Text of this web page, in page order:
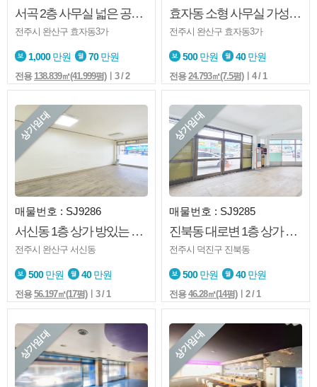
서곡 2층 사무실 넓은 공간 다양한 업종 추천
전주시 완산구 효자동3가
1,000만원 70만원
전용 138.839㎡(41.999평)ㅣ3 / 2
효자동 소형 사무실 가성비 좋은 뷰티샵 추천 매물
전주시 완산구 효자동3가
500만원 40만원
전용24.793㎡(7.5평)ㅣ4 / 1
상가임대
매물번호 : SJ9286
서신동 1층 상가 방있는 구조 다양한업종 추천
전주시 완산구 서신동
500만원 40만원
전용56.197㎡(17평)ㅣ3 / 1
상가임대
매물번호 : SJ9285
진북동 대로변 1층 상가 노출좋은 가성비 매물
전주시 덕진구 진북동
500만원 40만원
전용46.28㎡(14평)ㅣ2 / 1
상가임대 상가임대